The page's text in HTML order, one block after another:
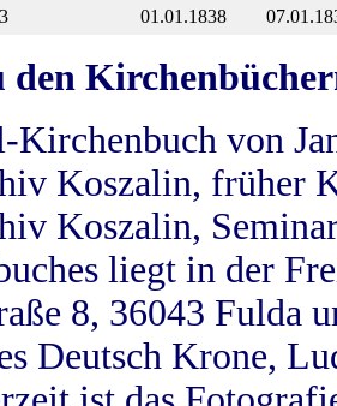
3 01.01.1838
den
Kirchenbuch von
Koszalin, früher
Koszalin,
liegt in der
8, 36043 Fulda
Deutsch Krone,